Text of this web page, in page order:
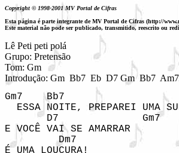
Copyright © 1998-2001 MV Portal de Cifras
Esta página é parte integrante de MV Portal de Cifras (http://
Este material não pode ser publicado, transmitido, reescrito ou
Lê Peti peti polá
Grupo: Pretensão
Tom: Gm
Introdução: Gm  Bb7  Eb  D7 Gm  Bb7
Gm7    Bb7
ESSA NOITE, PREPAREI UMA
       D7              Gm7
E VOCÊ VAI SE AMARRAR
         Dm7
É UMA LOUCURA!